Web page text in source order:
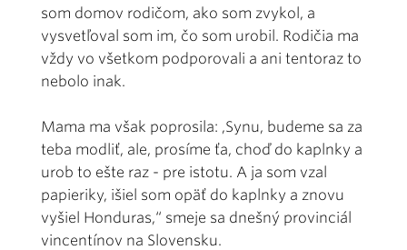
som domov rodičom, ako som zvykol, a
vysvetľoval som im, čo som urobil. Rodičia ma
vždy vo všetkom podporovali a ani tentoraz to
nebolo inak.
Mama ma však poprosila: ,Synu, budeme sa za
teba modliť, ale, prosíme ťa, choď do kaplnky a
urob to ešte raz - pre istotu. A ja som vzal
papieriky, išiel som opäť do kaplnky a znovu
vyšiel Honduras,“ smeje sa dnešný provinciál
vincentínov na Slovensku.